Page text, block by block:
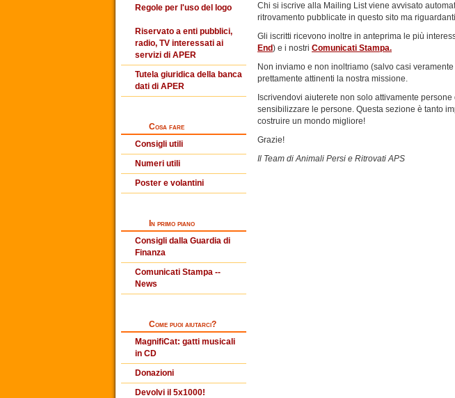
Regole per l'uso del logo
Riservato a enti pubblici,
radio, TV interessati ai
servizi di APER
Tutela giuridica della banca
dati di APER
Cosa fare
Consigli utili
Numeri utili
Poster e volantini
In primo piano
Consigli dalla Guardia di
Finanza
Comunicati Stampa --
News
Come puoi aiutarci?
MagnifiCat: gatti musicali
in CD
Donazioni
Devolvi il 5x1000!
Chi si iscrive alla Mailing List viene avvisato
ritrovamento pubblicate in questo sito ma
Gli iscritti ricevono inoltre in anteprima le più
End) e i nostri Comunicati Stampa.
Non inviamo e non inoltriamo (salvo casi
prettamente attinenti la nostra missione.
Iscrivendovi aiuterete non solo attivamente
sensibilizzare le persone. Questa sezione è tanto
costruire un mondo migliore!
Grazie!
Il Team di Animali Persi e Ritrovati APS